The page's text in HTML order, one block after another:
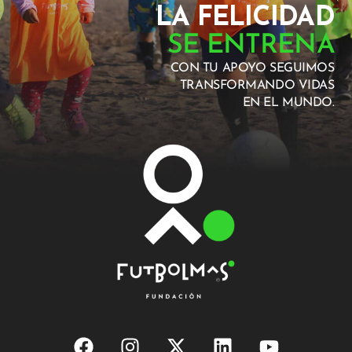
LA FELICIDAD
SE ENTRENA
CON TU APOYO SEGUIMOS
TRANSFORMANDO VIDAS
EN EL MUNDO.